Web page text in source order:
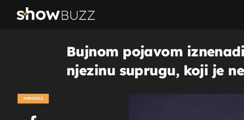
Bujnom pojavom
njezinu suprugu, koji je
PODIJELI